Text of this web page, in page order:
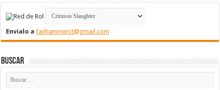
Envíalo afanhammerct@gmail.com
Buscar